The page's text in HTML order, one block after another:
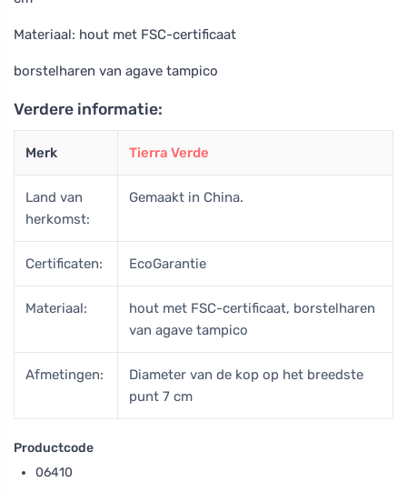
Materiaal: hout met FSC-certificaat
borstelharen van agave tampico
Verdere informatie:
Merk Tierra Verde
Land van
herkomst:
Gemaakt in China.
Certificaten: EcoGarantie
Materiaal:
hout met FSC-certificaat, borstelharen
van agave tampico
Afmetingen:
Diameter van de kop op het breedste
punt 7 cm
Productcode
06410